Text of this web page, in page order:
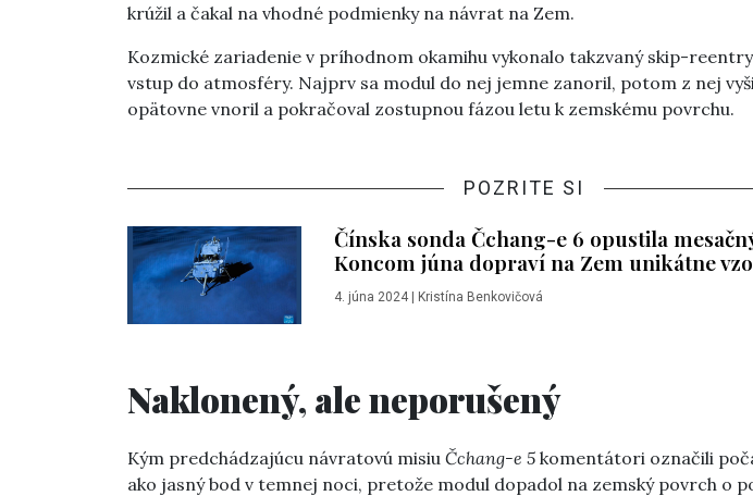
krúžil a čakal na vhodné podmienky na návrat na Zem.
Kozmické zariadenie v príhodnom okamihu vykonalo takzvaný skip-
vstup do atmosféry. Najprv sa modul do nej jemne zanoril, potom z nej
opätovne vnoril a pokračoval zostupnou fázou letu k zemskému povrchu.
POZRITE SI
Čínska sonda Čchang-e 6 opustila
Koncom júna dopraví na Zem unikátne
4. júna 2024| Kristína Benkovičová
Naklonený, ale neporušený
Kým predchádzajúcu návratovú misiu Čchang-e 5 komentátori označili
ako jasný bod v temnej noci, pretože modul dopadol na zemský povrch o